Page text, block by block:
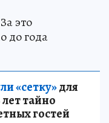
это
до года
«сетку»для
тайно
гостей